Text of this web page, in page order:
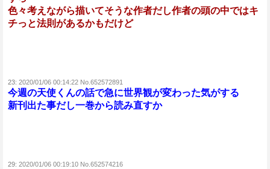
色々考えながら描いてそうな作者だし作者の頭の中ではキ
チっと法則があるかもだけど
23: 2020/01/06 00:14:22 No.652572891
今週の天使くんの話で急に世界観が変わった気がする
新刊出た事だし一巻から読み直すか
29: 2020/01/06 00:19:10 No.652574216